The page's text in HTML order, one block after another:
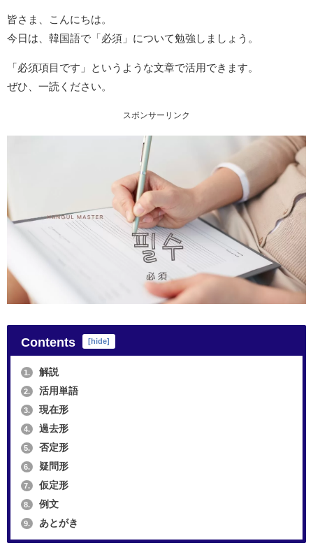
皆さま、こんにちは。
今日は、韓国語で「必須」について勉強しましょう。
「必須項目です」というような文章で活用できます。
ぜひ、一読ください。
スポンサーリンク
Contents [hide]
1. 解説
2. 活用単語
3. 現在形
4. 過去形
5. 否定形
6. 疑問形
7. 仮定形
8. 例文
9. あとがき